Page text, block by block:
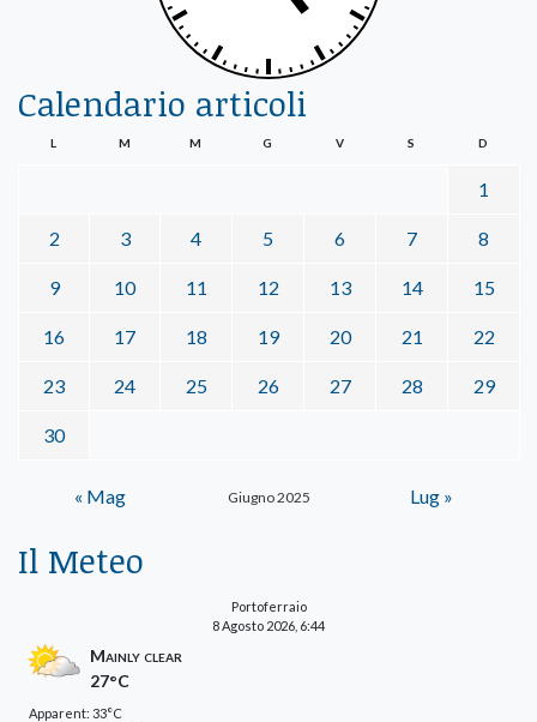
Calendario articoli
Giugno 2025
L M M G V S D
1
2 3 4 5 6 7 8
9 10 11 12 13 14 15
16 17 18 19 20 21 22
23 24 25 26 27 28 29
30
« Mag Lug »
Il Meteo
Portoferraio
8 Agosto 2026, 6:44
Mainly clear
27°C
Apparent: 33°C